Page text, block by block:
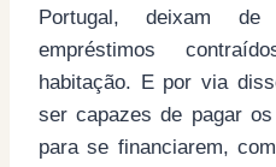
Portugal, deixam
empréstimos
habitação. E por via
ser capazes de pagar
para se financiarem,